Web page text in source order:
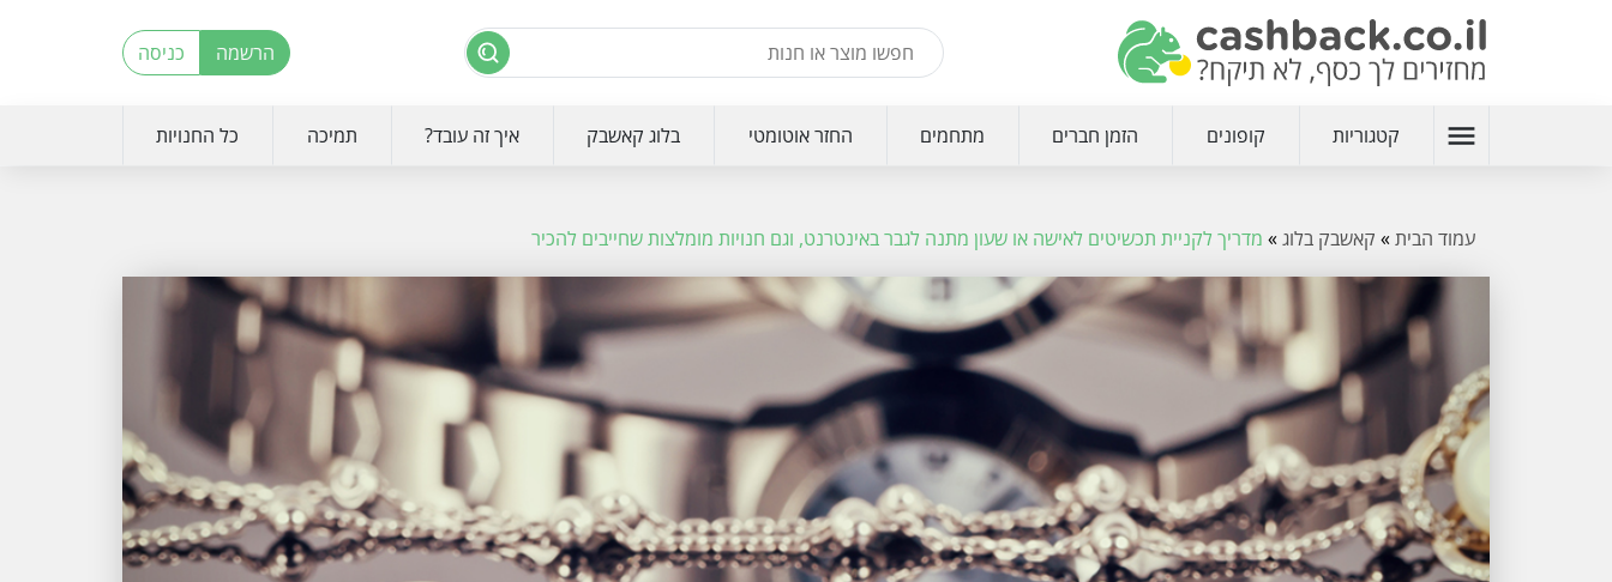
הרשמה כניסה
menu קטגוריות קופונים הזמן חברים מתחמים החזר אוטומטי בלוג קאשבק איך זה עובד? תמיכה כל החנויות
עמוד הבית» קאשבק בלוג» מדריך לקניית תכשיטים לאישה או שעון מתנה לגבר באינטרנט, וגם חנויות מומלצות שחייבים להכיר